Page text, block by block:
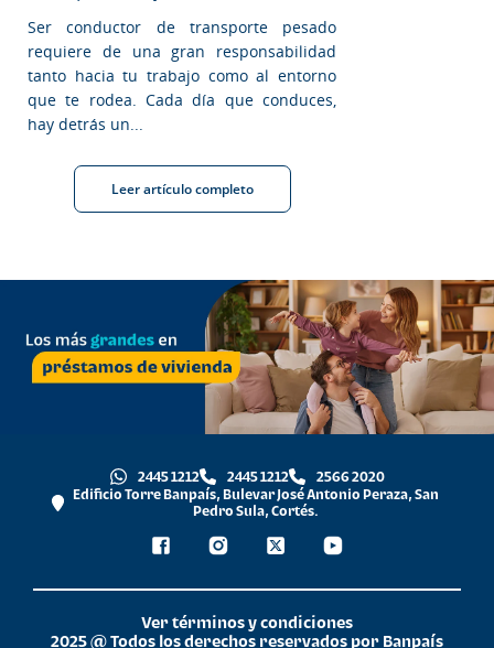
Ser conductor de transporte pesado
requiere de una gran responsabilidad
tanto hacia tu trabajo como al entorno
que te rodea. Cada día que conduces,
hay detrás un...
Leer artículo completo
2445 1212 2445 1212
2566 2020
Edificio Torre Banpaís, Bulevar José Antonio Peraza, San
Pedro Sula, Cortés.
Ver términos y condiciones
2025 @ Todos los derechos reservados por Banpaís